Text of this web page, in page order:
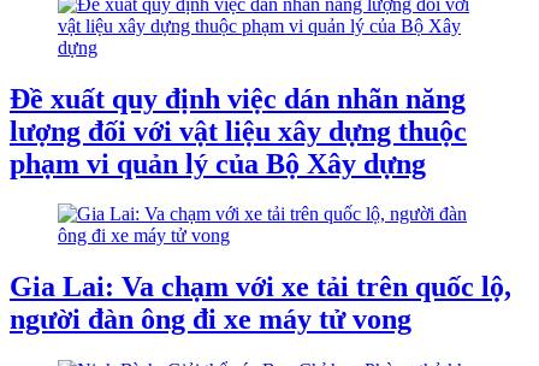
Đề xuất quy định việc dán nhãn năng
lượng đối với vật liệu xây dựng thuộc
phạm vi quản lý của Bộ Xây dựng
Gia Lai: Va chạm với xe tải trên quốc lộ,
người đàn ông đi xe máy tử vong